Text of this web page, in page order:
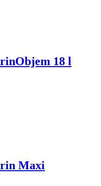
Objem 18 l
Maxi